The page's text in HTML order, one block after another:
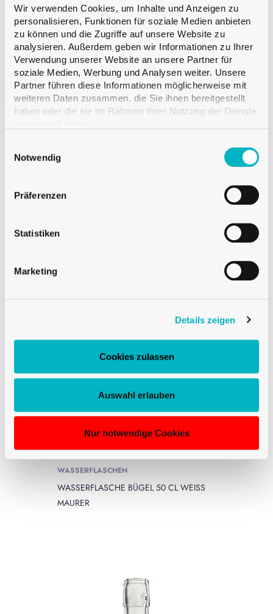
Wir verwenden Cookies, um Inhalte und Anzeigen zu
personalisieren, Funktionen für soziale Medien anbieten
zu können und die Zugriffe auf unsere Website zu
analysieren. Außerdem geben wir Informationen zu Ihrer
Verwendung unserer Website an unsere Partner für
soziale Medien, Werbung und Analysen weiter. Unsere
Partner führen diese Informationen möglicherweise mit
weiteren Daten zusammen, die Sie ihnen bereitgestellt
haben oder die sie im Rahmen Ihrer Nutzung der Dienste
Notwendig
Präferenzen
Statistiken
Marketing
Details zeigen
Cookies zulassen
Auswahl erlauben
Nur notwendige Cookies
KRUGFLASCHE BVP31.5D 100CL WEISS
WASSERFLASCHEN
WASSERFLASCHE BÜGEL 50 CL WEISS
MAURER